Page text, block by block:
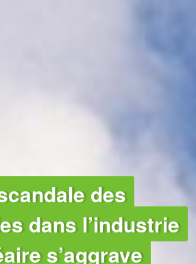
NUCLÉAIRE des
dans l’industrie
s’aggrave